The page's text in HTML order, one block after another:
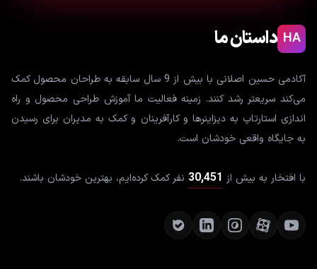
HA داستان ما
آکادمی حسین اصلانی با بیش از 9 سال سابقه به طراحان محصول کمک
می‌کند سریعتر رشد کنند. زمینه فعالیت ما آموزش طراحی محصول و راه
اندازی استارتاپ به دیزاینرها و کارآفرینان و کمک به مدیران برای رسیدن
به جایگاه واقعی خودشان است.
با افتخار به بیش از 30,451 نفر کمک کرده‌ایم، بهترین خودشان باشند.